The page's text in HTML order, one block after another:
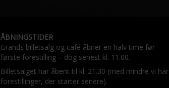
ÅBNINGSTIDER
Grands billetsalg og café åbner en halv time før
første forestilling – dog senest kl. 11.00.
Billetsalget har åbent til kl. 21.30 (med mindre vi har
forestillinger, der starter senere).